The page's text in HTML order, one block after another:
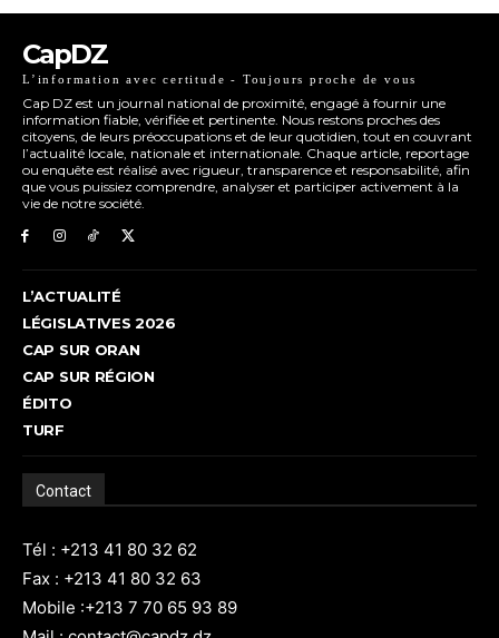
CapDZ
L’information avec certitude - Toujours proche de vous
Cap DZ est un journal national de proximité, engagé à fournir une
information fiable, vérifiée et pertinente. Nous restons proches des
citoyens, de leurs préoccupations et de leur quotidien, tout en couvrant
l’actualité locale, nationale et internationale. Chaque article, reportage
ou enquête est réalisé avec rigueur, transparence et responsabilité, afin
que vous puissiez comprendre, analyser et participer activement à la
vie de notre société.
L’ACTUALITÉ
LÉGISLATIVES 2026
CAP SUR ORAN
CAP SUR RÉGION
ÉDITO
TURF
Contact
Tél : +213 41 80 32 62
Fax : +213 41 80 32 63
Mobile :+213 7 70 65 93 89